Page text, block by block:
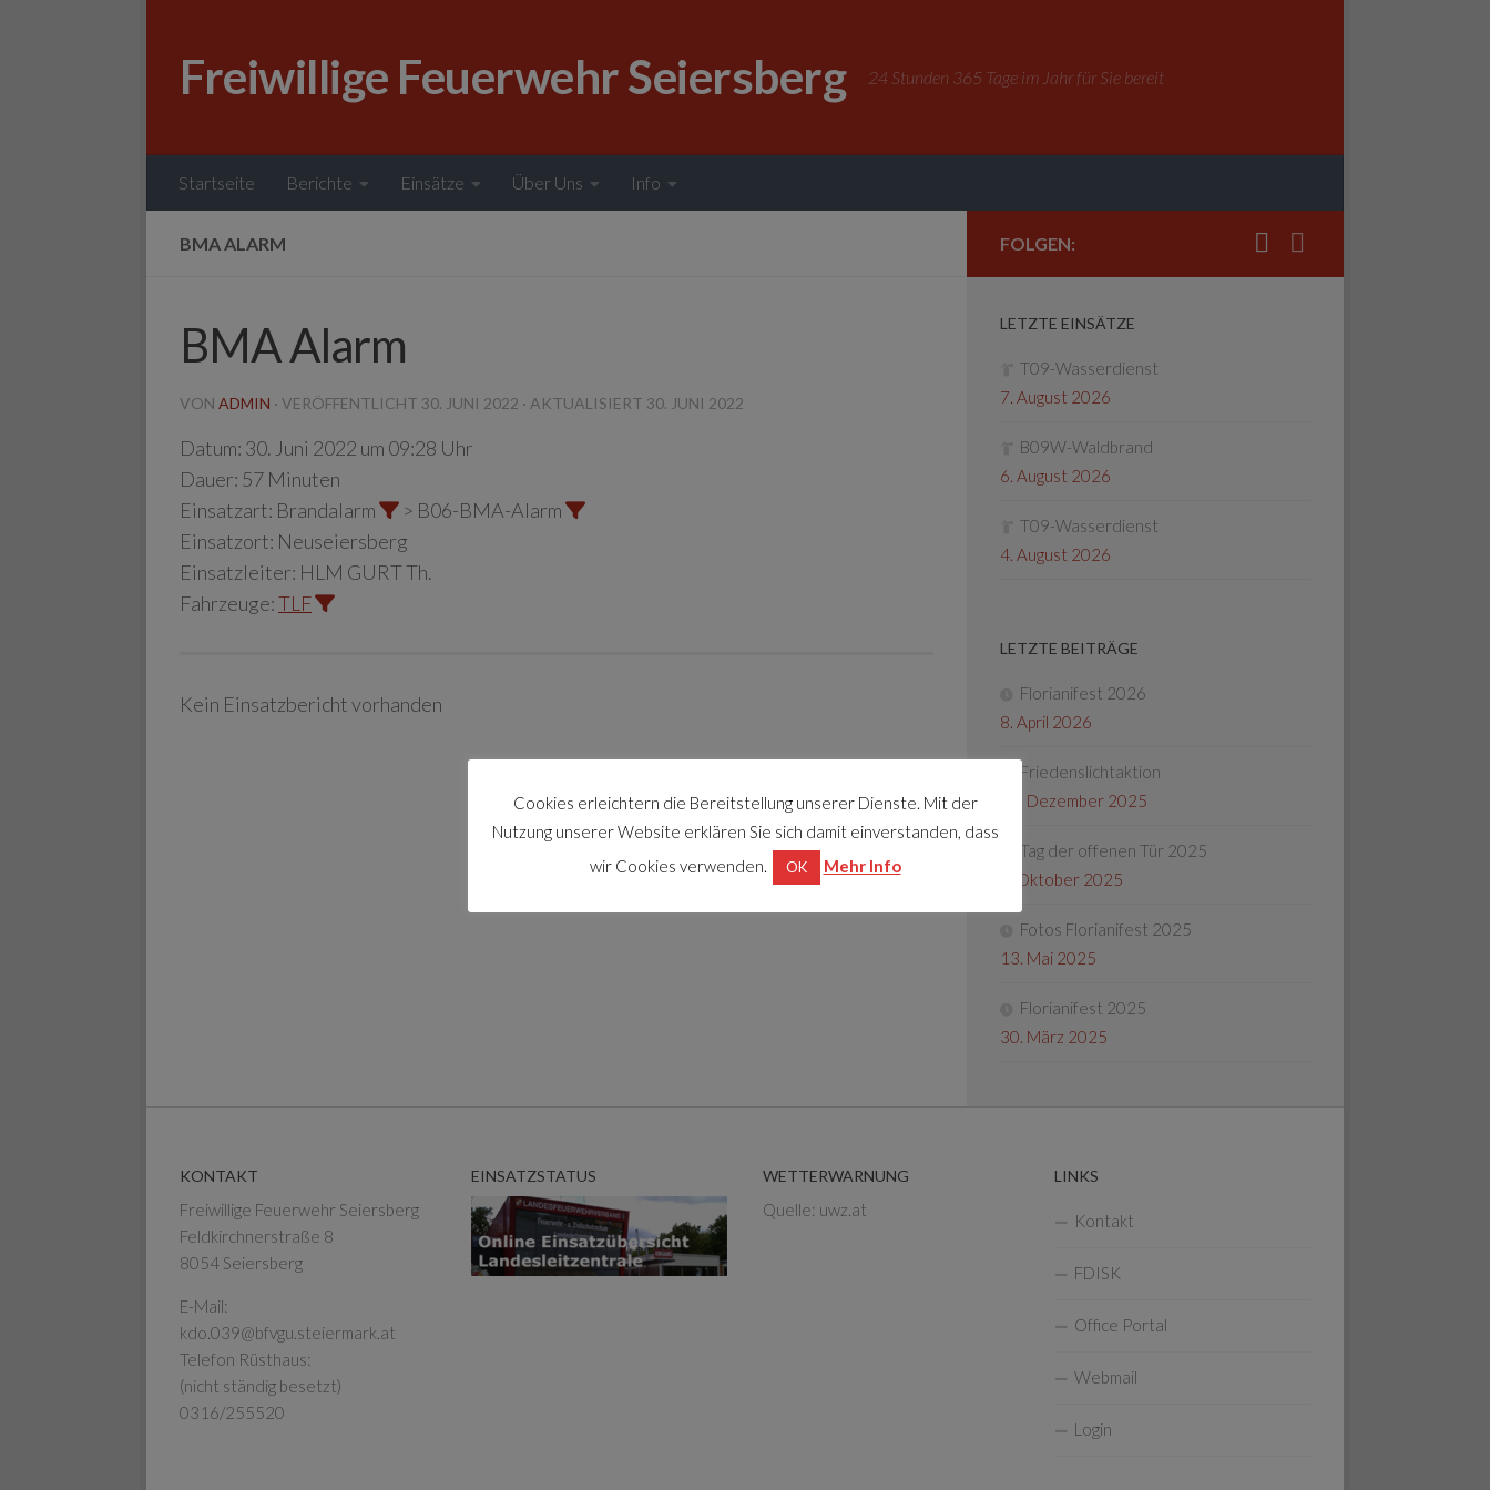
Freiwillige Feuerwehr Seiersberg 24 Stunden 365 Tage im Jahr für Sie bereit
Startseite Berichte Einsätze Über Uns Info
BMA ALARM
BMA Alarm
VON ADMIN · VERÖFFENTLICHT 30. JUNI 2022 · AKTUALISIERT 30. JUNI 2022
Datum: 30. Juni 2022 um 09:28 Uhr
Dauer: 57 Minuten
Einsatzart: Brandalarm
> B06-BMA-Alarm
Einsatzort: Neuseiersberg
Einsatzleiter: HLM GURT Th.
Fahrzeuge:TLF
Kein Einsatzbericht vorhanden
FOLGEN:
LETZTE EINSÄTZE
T09-Wasserdienst
7. August 2026
B09W-Waldbrand
6. August 2026
T09-Wasserdienst
4. August 2026
LETZTE BEITRÄGE
Florianifest 2026
8. April 2026
Friedenslichtaktion
22. Dezember 2025
Tag der offenen Tür 2025
4. Oktober 2025
Fotos Florianifest 2025
13. Mai 2025
Florianifest 2025
30. März 2025
KONTAKT
Freiwillige Feuerwehr Seiersberg
Feldkirchnerstraße 8
8054 Seiersberg
E-Mail:
kdo.039@bfvgu.steiermark.at
Telefon Rüsthaus:
(nicht ständig besetzt)
0316/255520
EINSATZSTATUS WETTERWARNUNG
Quelle: uwz.at
LINKS
Kontakt
FDISK
Office Portal
Webmail
Login
Cookies erleichtern die Bereitstellung unserer Dienste. Mit der
Nutzung unserer Website erklären Sie sich damit einverstanden, dass
wir Cookies verwenden.
OK Mehr Info